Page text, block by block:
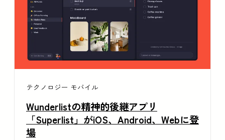
テクノロジー モバイル
Wunderlistの精神的後継アプリ
「Superlist」がiOS、Android、Webに登
場